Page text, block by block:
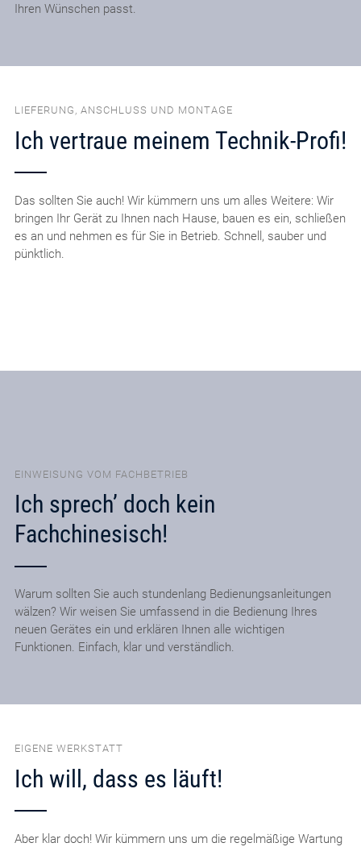
Ihren Wünschen passt.
LIEFERUNG, ANSCHLUSS UND MONTAGE
Ich vertraue meinem Technik-Profi!
Das sollten Sie auch! Wir kümmern uns um alles Weitere: Wir
bringen Ihr Gerät zu Ihnen nach Hause, bauen es ein, schließen
es an und nehmen es für Sie in Betrieb. Schnell, sauber und
pünktlich.
EINWEISUNG VOM FACHBETRIEB
Ich sprech’ doch kein
Fachchinesisch!
Warum sollten Sie auch stundenlang Bedienungsanleitungen
wälzen? Wir weisen Sie umfassend in die Bedienung Ihres
neuen Gerätes ein und erklären Ihnen alle wichtigen
Funktionen. Einfach, klar und verständlich.
EIGENE WERKSTATT
Ich will, dass es läuft!
Aber klar doch! Wir kümmern uns um die regelmäßige Wartung